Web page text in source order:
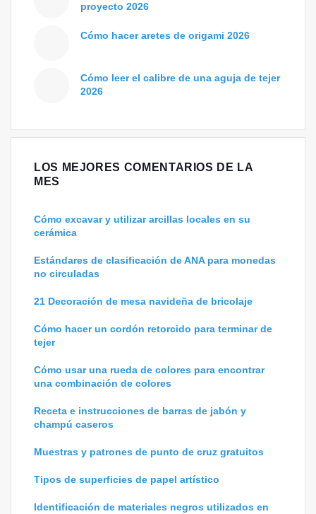
proyecto 2026
Cómo hacer aretes de origami 2026
Cómo leer el calibre de una aguja de tejer
2026
LOS MEJORES COMENTARIOS DE LA
MES
Cómo excavar y utilizar arcillas locales en su
cerámica
Estándares de clasificación de ANA para monedas
no circuladas
21 Decoración de mesa navideña de bricolaje
Cómo hacer un cordón retorcido para terminar de
tejer
Cómo usar una rueda de colores para encontrar
una combinación de colores
Receta e instrucciones de barras de jabón y
champú caseros
Muestras y patrones de punto de cruz gratuitos
Tipos de superficies de papel artístico
Identificación de materiales negros utilizados en